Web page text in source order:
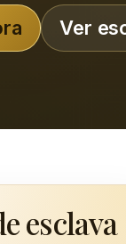
Ver
esclava